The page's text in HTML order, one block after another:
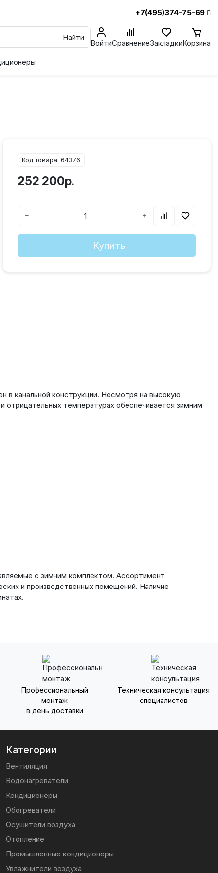
+7(495)374-75-69
Найти
ВойтиСравнениеЗакладкиКорзина
Код товара: 64376
252 200р.
− +
Купить
в канальной конструкции. Несмотря на высокую
температурах обеспечивается зимним
с зимним комплектом. Ассортимент
и производственных помещений. Наличие
Профессиональный
монтаж
в день доставки
Техническая консультация
специалистов
Категории
Вентиляция
Водонагреватели
Кондиционеры
Обогреватели
Осушители воздуха
Отопление
Промышленные кондиционеры
Увлажнители воздуха